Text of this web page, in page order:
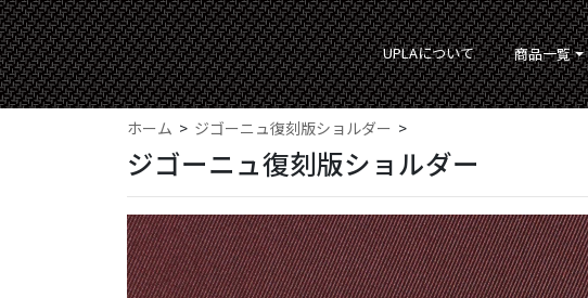
UPLAについて 商品一覧
ホーム ジゴーニュ復刻版ショルダー
ジゴーニュ復刻版ショルダー